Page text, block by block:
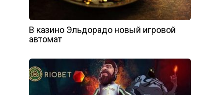
В казино Эльдорадо новый игровой
автомат